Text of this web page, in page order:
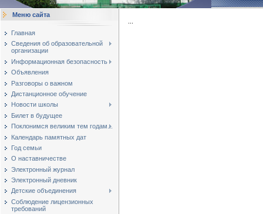
Меню сайта
Главная
Сведения об образовательной
организации
Информационная безопасность
Объявления
Разговоры о важном
Дистанционное обучение
Новости школы
Билет в будущее
Поклонимся великим тем годам...
Календарь памятных дат
Год семьи
О наставничестве
Электронный журнал
Электронный дневник
Детские объединения
Соблюдение лицензионных
требований